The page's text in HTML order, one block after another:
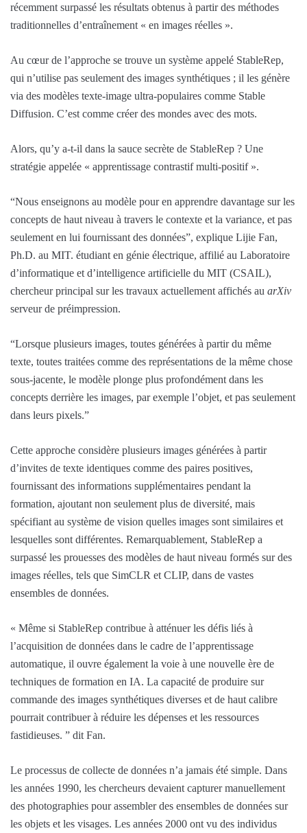
récemment surpassé les résultats obtenus à partir des méthodes
traditionnelles d’entraînement « en images réelles ».
Au cœur de l’approche se trouve un système appelé StableRep,
qui n’utilise pas seulement des images synthétiques ; il les génère
via des modèles texte-image ultra-populaires comme Stable
Diffusion. C’est comme créer des mondes avec des mots.
Alors, qu’y a-t-il dans la sauce secrète de StableRep ? Une
stratégie appelée « apprentissage contrastif multi-positif ».
“Nous enseignons au modèle pour en apprendre davantage sur les
concepts de haut niveau à travers le contexte et la variance, et pas
seulement en lui fournissant des données”, explique Lijie Fan,
Ph.D. au MIT. étudiant en génie électrique, affilié au Laboratoire
d’informatique et d’intelligence artificielle du MIT (CSAIL),
chercheur principal sur les travaux actuellement affichés au arXiv
serveur de préimpression.
“Lorsque plusieurs images, toutes générées à partir du même
texte, toutes traitées comme des représentations de la même chose
sous-jacente, le modèle plonge plus profondément dans les
concepts derrière les images, par exemple l’objet, et pas seulement
dans leurs pixels.”
Cette approche considère plusieurs images générées à partir
d’invites de texte identiques comme des paires positives,
fournissant des informations supplémentaires pendant la
formation, ajoutant non seulement plus de diversité, mais
spécifiant au système de vision quelles images sont similaires et
lesquelles sont différentes. Remarquablement, StableRep a
surpassé les prouesses des modèles de haut niveau formés sur des
images réelles, tels que SimCLR et CLIP, dans de vastes
ensembles de données.
« Même si StableRep contribue à atténuer les défis liés à
l’acquisition de données dans le cadre de l’apprentissage
automatique, il ouvre également la voie à une nouvelle ère de
techniques de formation en IA. La capacité de produire sur
commande des images synthétiques diverses et de haut calibre
pourrait contribuer à réduire les dépenses et les ressources
fastidieuses. ” dit Fan.
Le processus de collecte de données n’a jamais été simple. Dans
les années 1990, les chercheurs devaient capturer manuellement
des photographies pour assembler des ensembles de données sur
les objets et les visages. Les années 2000 ont vu des individus